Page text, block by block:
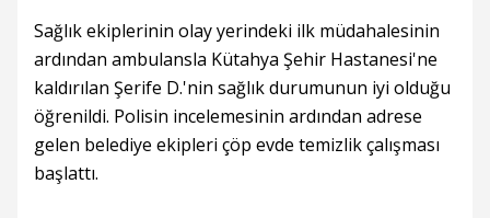
Sağlık ekiplerinin olay yerindeki ilk müdahalesinin
ardından ambulansla Kütahya Şehir Hastanesi'ne
kaldırılan Şerife D.'nin sağlık durumunun iyi olduğu
öğrenildi. Polisin incelemesinin ardından adrese
gelen belediye ekipleri çöp evde temizlik çalışması
başlattı.